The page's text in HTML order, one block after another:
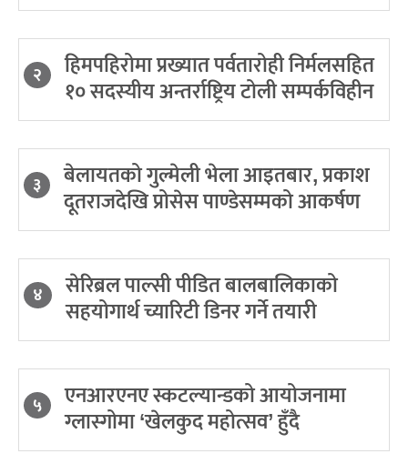
२ हिमपहिरोमा प्रख्यात पर्वतारोही निर्मलसहित
१० सदस्यीय अन्तर्राष्ट्रिय टोली सम्पर्कविहीन
३ बेलायतको गुल्मेली भेला आइतबार, प्रकाश
दूतराजदेखि प्रोसेस पाण्डेसम्मको आकर्षण
४ सेरिब्रल पाल्सी पीडित बालबालिकाको
सहयोगार्थ च्यारिटी डिनर गर्ने तयारी
५ एनआरएनए स्कटल्यान्डको आयोजनामा
ग्लास्गोमा ‘खेलकुद महोत्सव’ हुँदै